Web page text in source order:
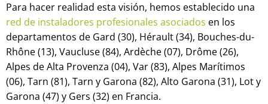
Para hacer realidad esta visión, hemos establecido una
red de instaladores profesionales asociados en los
departamentos de Gard (30), Hérault (34), Bouches-du-
Rhône (13), Vaucluse (84), Ardèche (07), Drôme (26),
Alpes de Alta Provenza (04), Var (83), Alpes Marítimos
(06), Tarn (81), Tarn y Garona (82), Alto Garona (31), Lot y
Garona (47) y Gers (32) en Francia.